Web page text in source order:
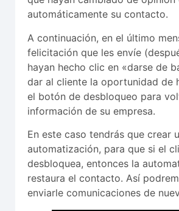
automáticamente su contacto.
A continuación, en el último
felicitación que les envíe
hayan hecho clic en «darse de
dar al cliente la oportunidad de
el botón de desbloqueo para
información de su empresa.
En este caso tendrás que crear
automatización, para que si el
desbloquea, entonces la
restaura el contacto. Así
enviarle comunicaciones de